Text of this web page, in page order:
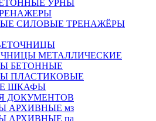
УРНЫ
СИЛОВЫЕ ТРЕНАЖЁРЫ
МЕТАЛЛИЧЕСКИЕ
БЕТОННЫЕ
ПЛАСТИКОВЫЕ
ШКАФЫ
ДОКУМЕНТОВ
АРХИВНЫЕ мз
АРХИВНЫЕ па